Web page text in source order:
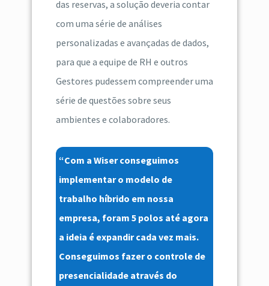
das reservas, a solução deveria contar
com uma série de análises
personalizadas e avançadas de dados,
para que a equipe de RH e outros
Gestores pudessem compreender uma
série de questões sobre seus
ambientes e colaboradores.
“Com a Wiser conseguimos
implementar o modelo de
trabalho híbrido em nossa
empresa, foram 5 polos até agora
a ideia é expandir cada vez mais.
Conseguimos fazer o controle de
presencialidade através do